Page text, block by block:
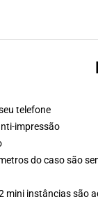
telefone
impressão
do caso são
mini instâncias são